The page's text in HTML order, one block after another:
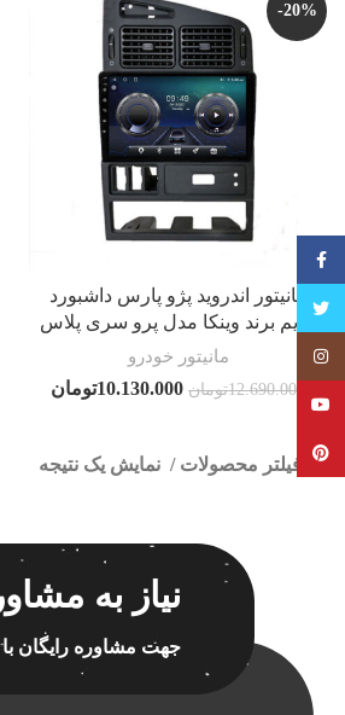
-20%
مانیتور اندروید پژو پارس داشبورد
قدیم برند وینکا مدل پرو سری پلاس
مانیتور خودرو
12.690.000تومان 10.130.000تومان
فیلتر محصولات
نمایش یک نتیجه
فقط نمایش محصولات فروش
نیاز به
جهت مشاوره رایگان با
تویتر
Instagram
Pinterest